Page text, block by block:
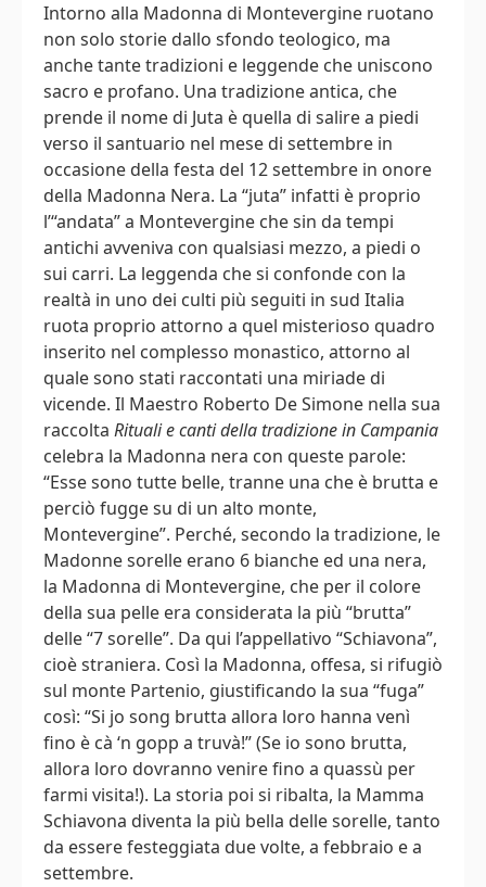
Intorno alla Madonna di Montevergine ruotano
non solo storie dallo sfondo teologico, ma
anche tante tradizioni e leggende che uniscono
sacro e profano. Una tradizione antica, che
prende il nome di Juta è quella di salire a piedi
verso il santuario nel mese di settembre in
occasione della festa del 12 settembre in onore
della Madonna Nera. La “juta” infatti è proprio
l’“andata” a Montevergine che sin da tempi
antichi avveniva con qualsiasi mezzo, a piedi o
sui carri. La leggenda che si confonde con la
realtà in uno dei culti più seguiti in sud Italia
ruota proprio attorno a quel misterioso quadro
inserito nel complesso monastico, attorno al
quale sono stati raccontati una miriade di
vicende. Il Maestro Roberto De Simone nella sua
raccolta Rituali e canti della tradizione in Campania
celebra la Madonna nera con queste parole:
“Esse sono tutte belle, tranne una che è brutta e
perciò fugge su di un alto monte,
Montevergine”. Perché, secondo la tradizione, le
Madonne sorelle erano 6 bianche ed una nera,
la Madonna di Montevergine, che per il colore
della sua pelle era considerata la più “brutta”
delle “7 sorelle”. Da qui l’appellativo “Schiavona”,
cioè straniera. Così la Madonna, offesa, si rifugiò
sul monte Partenio, giustificando la sua “fuga”
così: “Si jo song brutta allora loro hanna venì
fino è cà ‘n gopp a truvà!” (Se io sono brutta,
allora loro dovranno venire fino a quassù per
farmi visita!). La storia poi si ribalta, la Mamma
Schiavona diventa la più bella delle sorelle, tanto
da essere festeggiata due volte, a febbraio e a
settembre.